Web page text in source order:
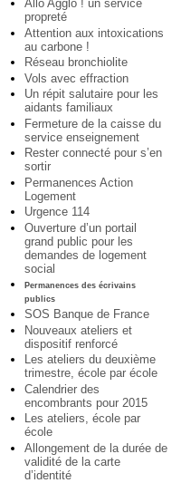
Allo Agglo ! un service
propreté
Attention aux intoxications
au carbone !
Réseau bronchiolite
Vols avec effraction
Un répit salutaire pour les
aidants familiaux
Fermeture de la caisse du
service enseignement
Rester connecté pour s’en
sortir
Permanences Action
Logement
Urgence 114
Ouverture d’un portail
grand public pour les
demandes de logement
social
Permanences des écrivains
publics
SOS Banque de France
Nouveaux ateliers et
dispositif renforcé
Les ateliers du deuxième
trimestre, école par école
Calendrier des
encombrants pour 2015
Les ateliers, école par
école
Allongement de la durée de
validité de la carte
d’identité